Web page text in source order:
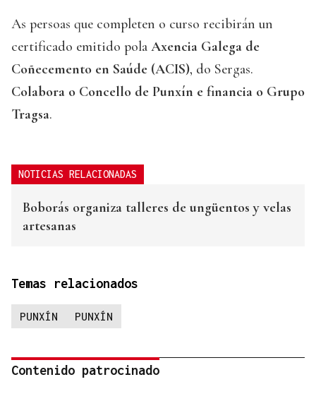
As persoas que completen o curso recibirán un
certificado emitido pola Axencia Galega de
Coñecemento en Saúde (ACIS), do Sergas.
Colabora o Concello de Punxín e financia o Grupo
Tragsa.
NOTICIAS RELACIONADAS
Boborás organiza talleres de ungüentos y velas
artesanas
Temas relacionados
PUNXÍN PUNXÍN
Contenido patrocinado